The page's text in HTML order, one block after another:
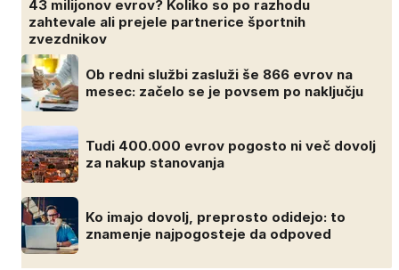
43 milijonov evrov? Koliko so po razhodu
zahtevale ali prejele partnerice športnih
zvezdnikov
Ob redni službi zasluži še 866 evrov na
mesec: začelo se je povsem po naključju
Tudi 400.000 evrov pogosto ni več dovolj
za nakup stanovanja
Ko imajo dovolj, preprosto odidejo: to
znamenje najpogosteje da odpoved